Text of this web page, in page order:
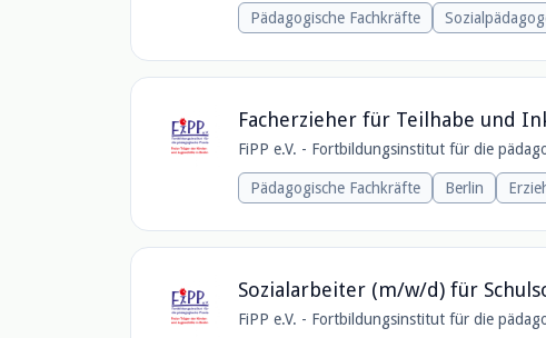
Pädagogische Fachkräfte
Facherzieher für Teilhabe und
FiPP e.V. - Fortbildungsinstitut für die
Pädagogische Fachkräfte Berlin
Sozialarbeiter (m/w/d) für
FiPP e.V. - Fortbildungsinstitut für die